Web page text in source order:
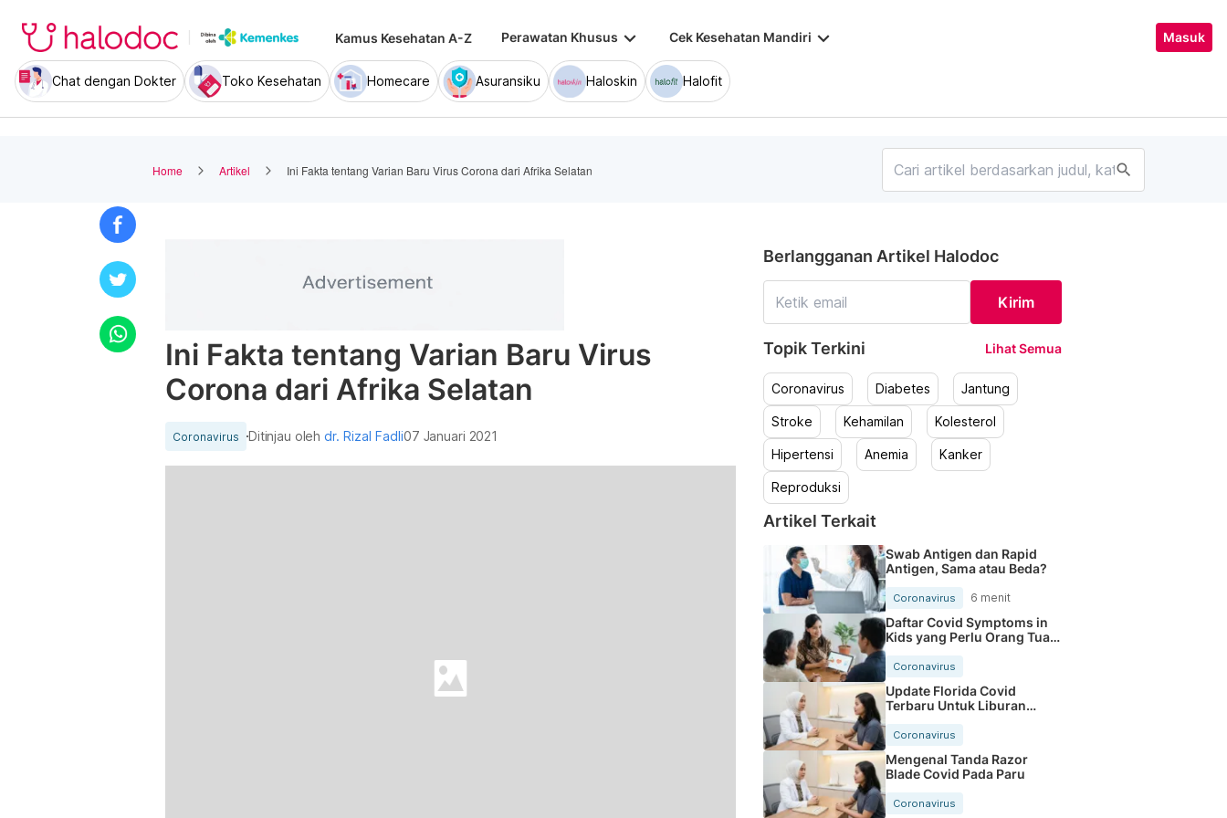
Kamus Kesehatan A-Z Perawatan Khusus keyboard_arrow_down Cek Kesehatan Mandiri keyboard_arrow_down Masuk
Chat dengan Dokter Toko Kesehatan Homecare Asuransiku Haloskin Halofit
Home Artikel Ini Fakta tentang Varian Baru Virus Corona dari Afrika Selatan search
Ini Fakta tentang Varian Baru Virus
Corona dari Afrika Selatan
Coronavirus Ditinjau olehdr. Rizal Fadli07 Januari 2021
Berlangganan Artikel Halodoc
Kirim
Topik Terkini Lihat Semua
Coronavirus Diabetes Jantung
Stroke Kehamilan Kolesterol
Hipertensi Anemia Kanker
Reproduksi
Artikel Terkait
Swab Antigen dan Rapid
Antigen, Sama atau Beda?
Coronavirus 6 menit
Daftar Covid Symptoms in
Kids yang Perlu Orang Tua
Tahu
Coronavirus
Update Florida Covid
Terbaru Untuk Liburan
Coronavirus
Mengenal Tanda Razor
Blade Covid Pada Paru
Coronavirus